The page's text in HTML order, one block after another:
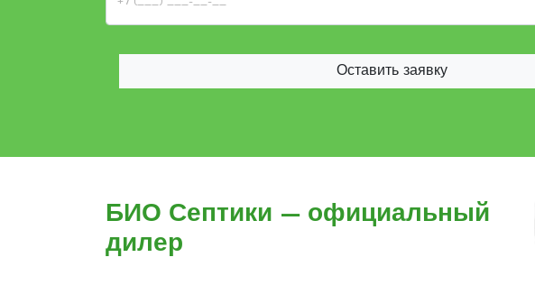
Оставить заявку
БИО Септики — официальный
дилер